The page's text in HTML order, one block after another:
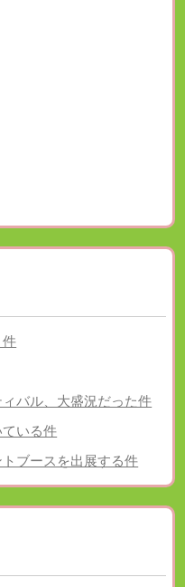
件
バル、大盛況だった件
いる件
ブースを出展する件